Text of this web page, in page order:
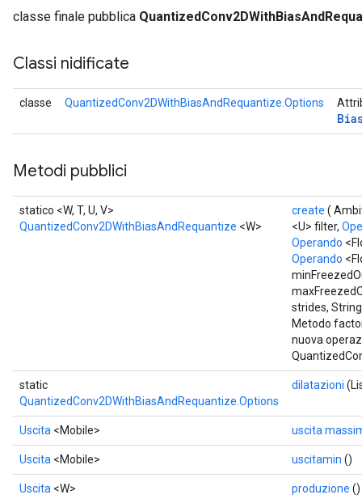
classe finale pubblica
Classi nidificate
classe QuantizedConv2DWithBiasAndRequantize.Options
Metodi pubblici
statico <W, T, U, V>
QuantizedConv2DWithBiasAndRequantize <W>
create (
<U> filter,
Operando
Operando
strides,
Metodo
nuova
static
QuantizedConv2DWithBiasAndRequantize.Options
dilatazioni
Uscita <Mobile> uscita
Uscita <Mobile> uscitamin ()
Uscita <W> produzione ()